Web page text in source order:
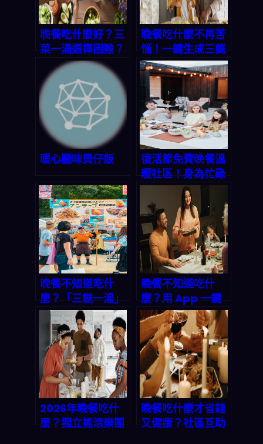
晚餐吃什麼好？三
菜一湯選擇困難？
AI 一鍵生成完整菜
單，讓你不再為做
飯發愁
晚餐吃什麼不再苦
惱！一鍵生成三餸
一湯，讓你天天輕
鬆上菜
暖心臘味煲仔飯
復活節免費晚餐溫
暖社區！身為忙碌
上班族的你，該如
何輕鬆搞定每天的
「今晚吃什麼」？
晚餐不知道吃什
麼？「三餸一湯」
一鍵生成，讓你輕
鬆搞定今晚菜單｜
2026 轉化率優化
專題
晚餐不知道吃什
麼？用 App 一鍵
生成完美三餸一
湯，讓全家都開心
2026年晚餐吃什
麼？獨立搖滾樂團
晚餐吃什麼才省錢
又健康？社區互助